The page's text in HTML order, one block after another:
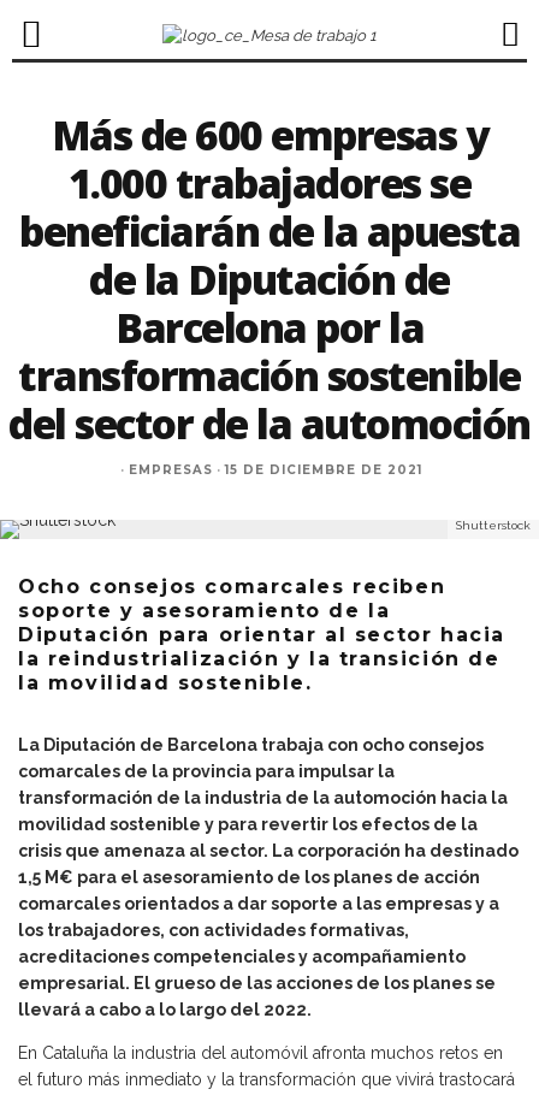
Más de 600 empresas y
1.000 trabajadores se
beneficiarán de la apuesta
de la Diputación de
Barcelona por la
transformación sostenible
del sector de la automoción
· EMPRESAS · 15 DE DICIEMBRE DE 2021
Shutterstock
Ocho consejos comarcales reciben
soporte y asesoramiento de la
Diputación para orientar al sector hacia
la reindustrialización y la transición de
la movilidad sostenible.
La Diputación de Barcelona trabaja con ocho consejos
comarcales de la provincia para impulsar la
transformación de la industria de la automoción hacia la
movilidad sostenible y para revertir los efectos de la
crisis que amenaza al sector. La corporación ha destinado
1,5 M€ para el asesoramiento de los planes de acción
comarcales orientados a dar soporte a las empresas y a
los trabajadores, con actividades formativas,
acreditaciones competenciales y acompañamiento
empresarial. El grueso de las acciones de los planes se
llevará a cabo a lo largo del 2022.
En Cataluña la industria del automóvil afronta muchos retos en
el futuro más inmediato y la transformación que vivirá trastocará